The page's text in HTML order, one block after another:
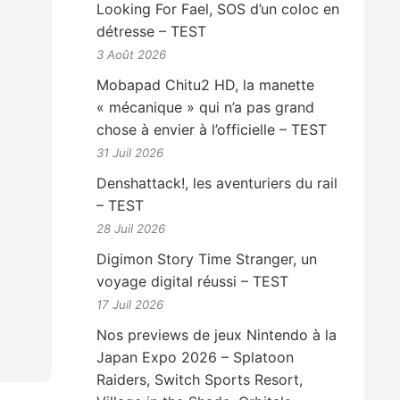
Looking For Fael, SOS d’un coloc en
détresse – TEST
3 Août 2026
Mobapad Chitu2 HD, la manette
« mécanique » qui n’a pas grand
chose à envier à l’officielle – TEST
31 Juil 2026
Denshattack!, les aventuriers du rail
– TEST
28 Juil 2026
Digimon Story Time Stranger, un
voyage digital réussi – TEST
17 Juil 2026
Nos previews de jeux Nintendo à la
Japan Expo 2026 – Splatoon
Raiders, Switch Sports Resort,